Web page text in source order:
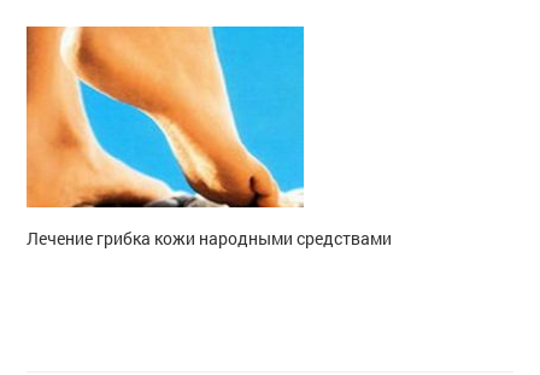
Лечение грибка кожи народными средствами